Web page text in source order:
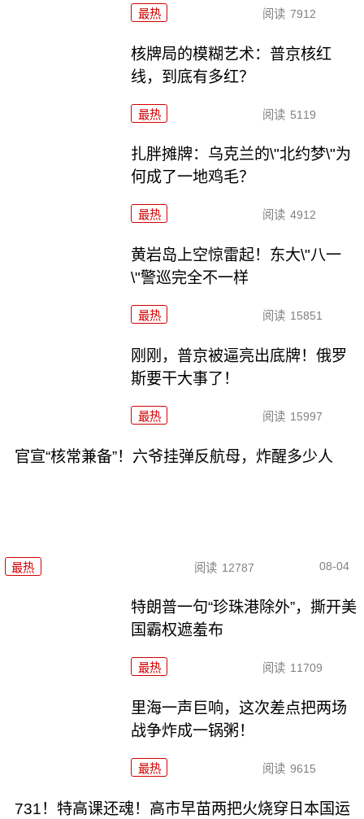
最热 阅读 7912
核牌局的模糊艺术：普京核红
线，到底有多红？
最热 阅读 5119
扎胖摊牌：乌克兰的\"北约梦\"为
何成了一地鸡毛？
最热 阅读 4912
黄岩岛上空惊雷起！东大\"八一
\"警巡完全不一样
最热 阅读 15851
刚刚，普京被逼亮出底牌！俄罗
斯要干大事了！
最热 阅读 15997
官宣“核常兼备”！六爷挂弹反航母，炸醒多少人
最热 阅读 12787 08-04
特朗普一句“珍珠港除外”，撕开美
国霸权遮羞布
最热 阅读 11709
里海一声巨响，这次差点把两场
战争炸成一锅粥！
最热 阅读 9615
731！特高课还魂！高市早苗两把火烧穿日本国运